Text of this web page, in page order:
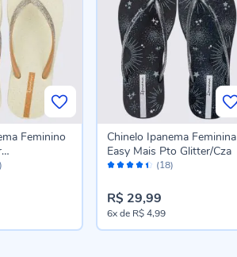
Feminino
Avaliação: (18)
Chinelo Ipanema Feminina
Easy Mais Pto Glitter/Cza
R$ 29,99
6xde R$ 4,99